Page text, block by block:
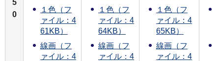
5
0
１色（フ
ァイル：4
61KB）
線画（フ
ァイル：4
１色（フ
ァイル：4
64KB）
線画（フ
ァイル：4
１色（フ
ァイル：4
65KB）
線画（フ
ァイル：4